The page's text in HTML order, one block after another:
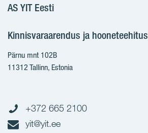
AS YIT Eesti
Kinnisvaraarendus ja hooneteehitus
Pärnu mnt 102B
11312 Tallinn, Estonia
+372 665 2100
yit@yit.ee